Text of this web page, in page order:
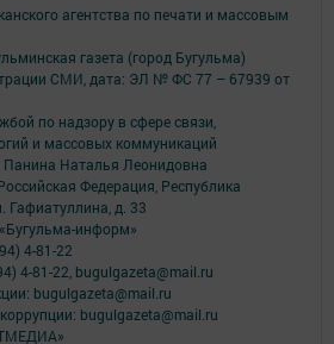
агентства по печати и массовым
газета (город Бугульма)
СМИ, дата: ЭЛ № ФС 77 – 67939 от
по надзору в сфере связи,
и массовых коммуникаций
Панина Наталья Леонидовна
Федерация, Республика
Гафиатуллина, д. 33
информ»
4-81-22
4-81-22, bugulgazeta@mail.ru
bugulgazeta@mail.ru
bugulgazeta@mail.ru